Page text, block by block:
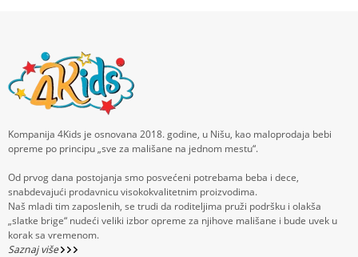
Kompanija 4Kids je osnovana 2018. godine, u Nišu, kao maloprodaja bebi
opreme po principu „sve za mališane na jednom mestu“.
Od prvog dana postojanja smo posvećeni potrebama beba i dece,
snabdevajući prodavnicu visokokvalitetnim proizvodima.
Naš mladi tim zaposlenih, se trudi da roditeljima pruži podršku i olakša
„slatke brige“ nudeći veliki izbor opreme za njihove mališane i bude uvek u
korak sa vremenom.
Saznaj više